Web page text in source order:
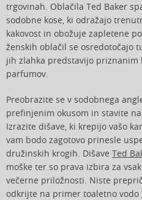
trgovinah. Oblačila Ted Baker
sodobne kose, ki odražajo
kakovost in obožuje zapletene
ženskih oblačil se osredotočajo
jih zlahka predstavijo priznanim
parfumov.
Preobrazite se v sodobnega
prefinjenim okusom in stavite na
Izrazite dišave, ki krepijo vašo
vam bodo zagotovo prinesle
družinskih krogih. Dišave Ted
moške ter so prava izbira za
večerne priložnosti. Niste
odkrijte na primer toaletno vodo